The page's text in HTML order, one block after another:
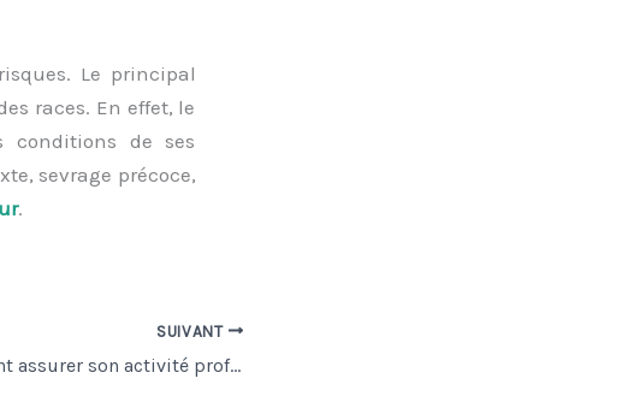
Le principal
races. En effet, le
conditions de ses
sevrage précoce,
.
SUIVANT
Comment assurer son activité professionnelle ?